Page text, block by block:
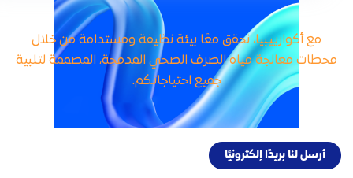
مع أكوارييبيا، نحقق معًا بيئة نظيفة ومستدامة من خلال
محطات معالجة مياه الصرف الصحي المدمجة، المصممة لتلبية
جميع احتياجاتكم.
أرسل لنا بريدًا إلكترونيًا